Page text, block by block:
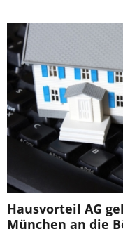
Hausvorteil AG
München an die